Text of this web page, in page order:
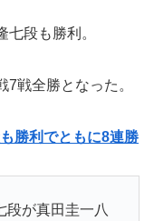
段も勝利。
戦全勝となった。
勝利でともに8連勝
段が真田圭一八